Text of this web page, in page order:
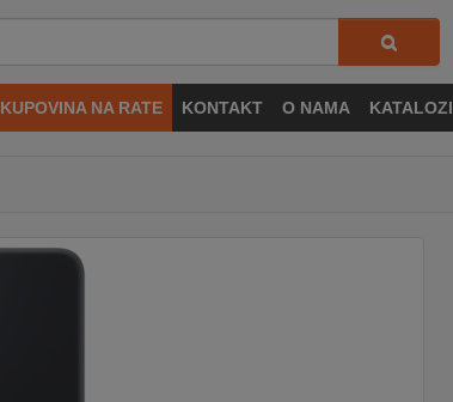
KUPOVINA NA RATE KONTAKT O NAMA KATALOZI